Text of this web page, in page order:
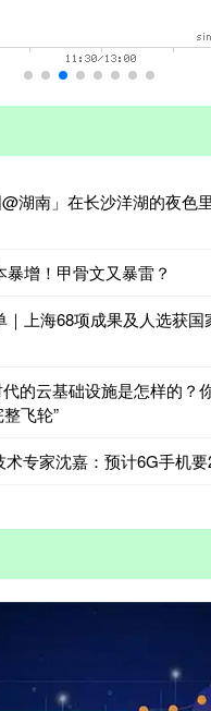
湖南」在长沙洋湖的夜色
增！甲骨文又暴雷？
｜上海68项成果及人选获国
的云基础设施是怎样的？
飞轮”
专家沈嘉：预计6G手机